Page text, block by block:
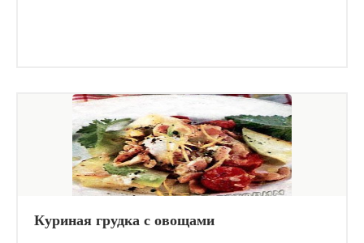
Куриная грудка с овощами